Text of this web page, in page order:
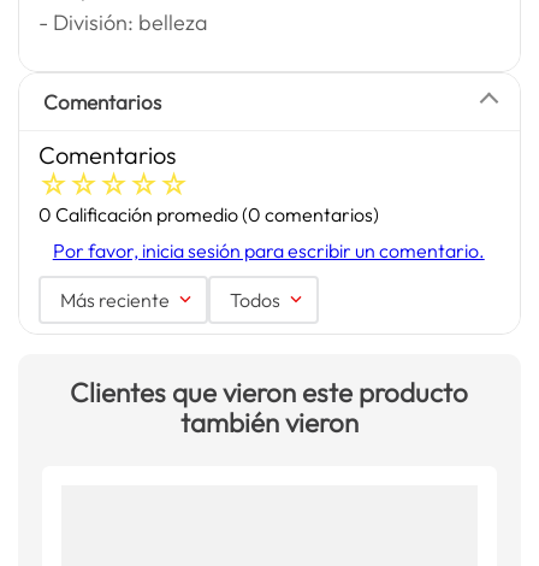
- División: belleza
Comentarios
Comentarios
☆☆☆☆☆
0 Calificación promedio(0 comentarios)
Por favor, inicia sesión para escribir un comentario.
Más reciente Todos
Clientes que vieron este producto
también vieron